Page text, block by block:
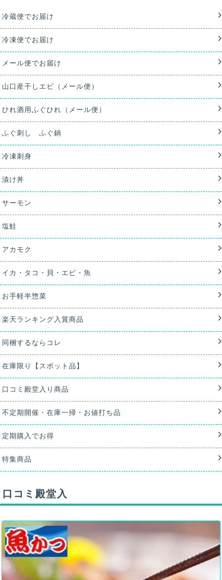
冷蔵便でお届け
冷凍便でお届け
メール便でお届け
山口産干しエビ（メール便）
ひれ酒用ふぐひれ（メール便）
ふぐ刺し ふぐ鍋
冷凍刺身
漬け丼
サーモン
塩鮭
アカモク
イカ・タコ・貝・エビ・魚
お手軽半惣菜
楽天ランキング入賞商品
同梱するならコレ
在庫限り【スポット品】
口コミ殿堂入り商品
不定期開催・在庫一掃・お値打ち品
定期購入でお得
特集商品
口コミ殿堂入